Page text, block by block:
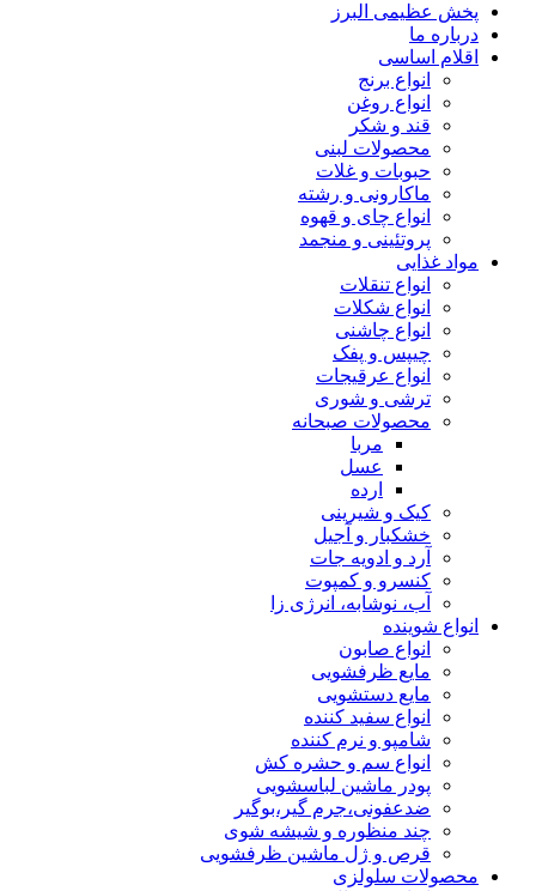
پخش عظیمی البرز
درباره ما
اقلام اساسی
انواع برنج
انواع روغن
قند و شکر
محصولات لبنی
حبوبات و غلات
ماکارونی و رشته
انواع چای و قهوه
پروتئینی و منجمد
مواد غذایی
انواع تنقلات
انواع شکلات
انواع چاشنی
چیپس و پفک
انواع عرقیجات
ترشی و شوری
محصولات صبحانه
مربا
عسل
ارده
کیک و شیرینی
خشکبار و آجیل
آرد و ادویه جات
کنسرو و کمپوت
آب، نوشابه، انرژی زا
انواع شوینده
انواع صابون
مایع ظرفشویی
مایع دستشویی
انواع سفید کننده
شامپو و نرم کننده
انواع سم و حشره کش
پودر ماشین لباسشویی
ضدعفونی،جرم گیر،بوگیر
چند منظوره و شیشه شوی
قرص و ژل ماشین ظرفشویی
محصولات سلولزی